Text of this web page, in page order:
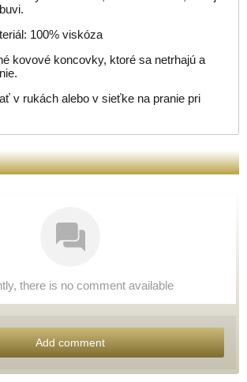
100% viskóza
kovové koncovky, ktoré sa netrhajú a
v rukách alebo v sieťke na pranie pri
there is no comment available
Add comment